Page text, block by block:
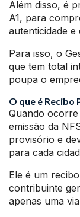
Além disso, é
A1, para
autenticidade e
Para isso, o
que tem total
poupa o
O que é Recibo
Quando
emissão da
provisório e
para cada
Ele é um
contribuinte
apenas uma